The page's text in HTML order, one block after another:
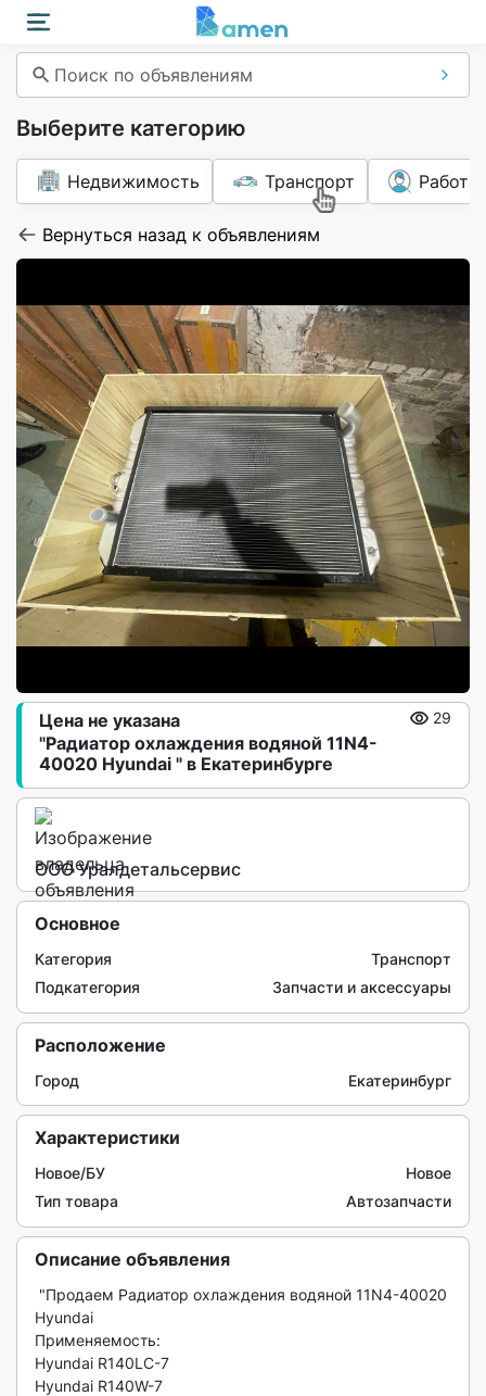
Поиск по объявлениям
Выберите категорию
Недвижимость Транспорт Работа
Вернуться назад к объявлениям
"Радиатор охлаждения водяной 11N4-
40020 Hyundai " в Екатеринбурге
Цена не указана 29
ООО Уралдетальсервис
Основное
Категория
Транспорт
Подкатегория
Запчасти и аксессуары
Расположение
Город Екатеринбург
Характеристики
Новое/БУ
Новое
Тип товара
Автозапчасти
Описание объявления
Hyundai
Применяемость:
Hyundai R140LC-7
Hyundai R140W-7